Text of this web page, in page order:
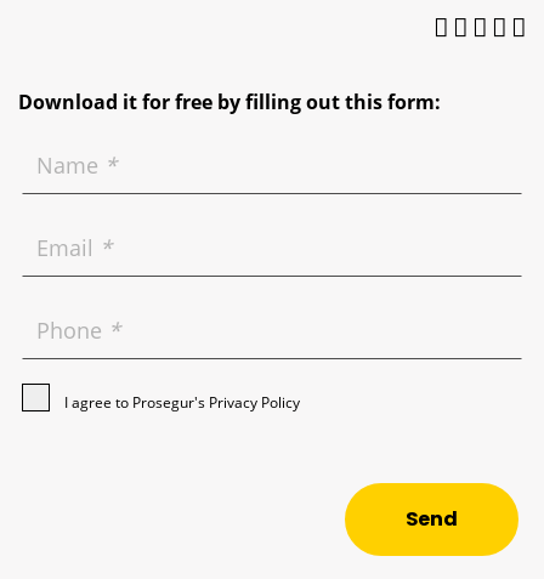
Download it for free by filling out this form:
Name *
Email *
Phone *
I agree to Prosegur's Privacy Policy
Send